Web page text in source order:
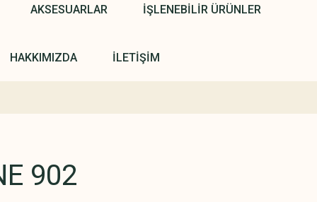
AKSESUARLAR İŞLENEBİLİR ÜRÜNLER
HAKKIMIZDA İLETİŞİM
902